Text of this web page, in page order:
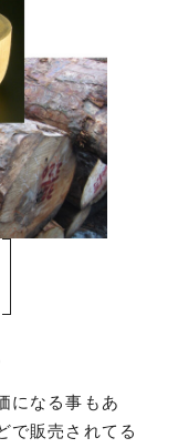
になる事もあ
で販売されてる